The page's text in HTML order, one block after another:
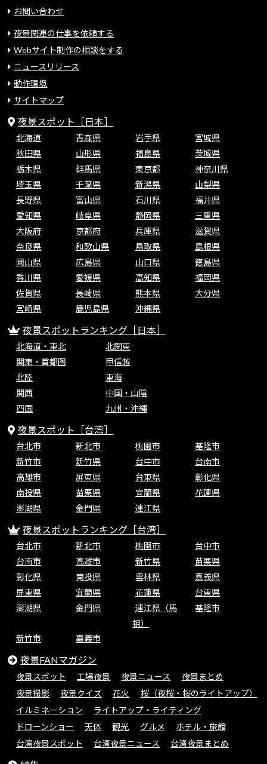
お問い合わせ
夜景関連の仕事を依頼する
Webサイト制作の相談をする
ニュースリリース
動作環境
サイトマップ
夜景スポット［日本］
北海道 青森県 岩手県
宮城県
秋田県
山形県 福島県
茨城県
栃木県
群馬県 東京都
神奈川県
埼玉県
千葉県 新潟県
山梨県
長野県
富山県 石川県
福井県
愛知県
岐阜県 静岡県
三重県
大阪府
京都府 兵庫県
滋賀県
奈良県
和歌山県 鳥取県
島根県
岡山県
広島県 山口県
徳島県
香川県
愛媛県 高知県
福岡県
佐賀県
長崎県 熊本県
大分県
宮崎県
鹿児島県 沖縄県
夜景スポットランキング［日本］
北海道・東北
北関東
関東・首都圏
甲信越
北陸
東海
関西
中国・山陰
四国
九州・沖縄
夜景スポット［台湾］
台北市 新北市 桃園市
基隆市
新竹市
新竹県 台中市
台南市
高雄市
屏東県 台東県
彰化県
南投県
苗栗県 宜蘭県
花蓮県
澎湖県
金門県 連江県
夜景スポットランキング［台湾］
台北市 新北市 桃園市
台中市
台南市
高雄市 新竹県
苗栗県
彰化県
南投県 雲林県
嘉義県
屏東県
宜蘭県 花蓮県
台東県
澎湖県
金門県
連江県（馬
祖）
基隆市
新竹市 嘉義市
夜景FANマガジン
夜景スポット 工場夜景 夜景ニュース
夜景まとめ
夜景撮影
夜景クイズ 花火
桜（夜桜・桜のライトアップ）
イルミネーション
ライトアップ・ライティング
ドローンショー
天体 観光 グルメ
ホテル・旅館
台湾夜景スポット
台湾夜景ニュース 台湾夜景まとめ